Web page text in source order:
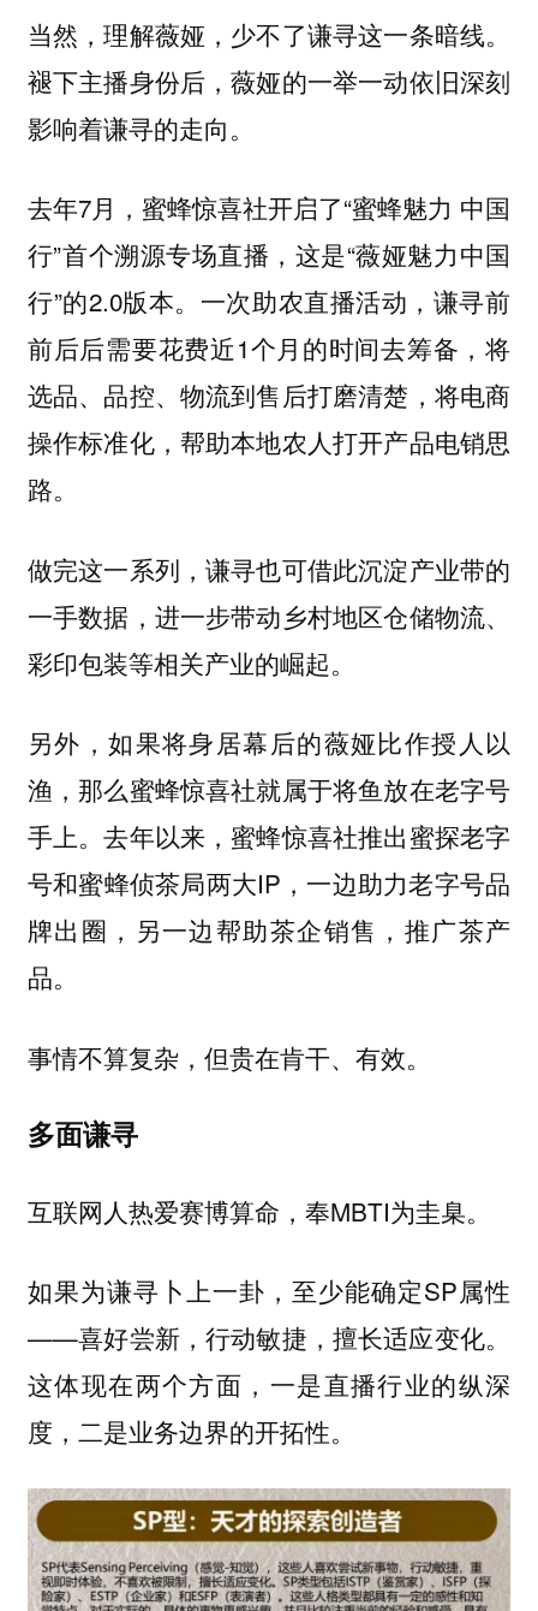
当然，理解薇娅，少不了谦寻这一条暗线。
褪下主播身份后，薇娅的一举一动依旧深刻
影响着谦寻的走向。
去年7月，蜜蜂惊喜社开启了“蜜蜂魅力 中国
行”首个溯源专场直播，这是“薇娅魅力中国
行”的2.0版本。一次助农直播活动，谦寻前
前后后需要花费近1个月的时间去筹备，将
选品、品控、物流到售后打磨清楚，将电商
操作标准化，帮助本地农人打开产品电销思
路。
做完这一系列，谦寻也可借此沉淀产业带的
一手数据，进一步带动乡村地区仓储物流、
彩印包装等相关产业的崛起。
另外，如果将身居幕后的薇娅比作授人以
渔，那么蜜蜂惊喜社就属于将鱼放在老字号
手上。去年以来，蜜蜂惊喜社推出蜜探老字
号和蜜蜂侦茶局两大IP，一边助力老字号品
牌出圈，另一边帮助茶企销售，推广茶产
品。
事情不算复杂，但贵在肯干、有效。
多面谦寻
互联网人热爱赛博算命，奉MBTI为圭臬。
如果为谦寻卜上一卦，至少能确定SP属性
——喜好尝新，行动敏捷，擅长适应变化。
这体现在两个方面， 一是直播行业的纵深
度，二是业务边界的开拓性。